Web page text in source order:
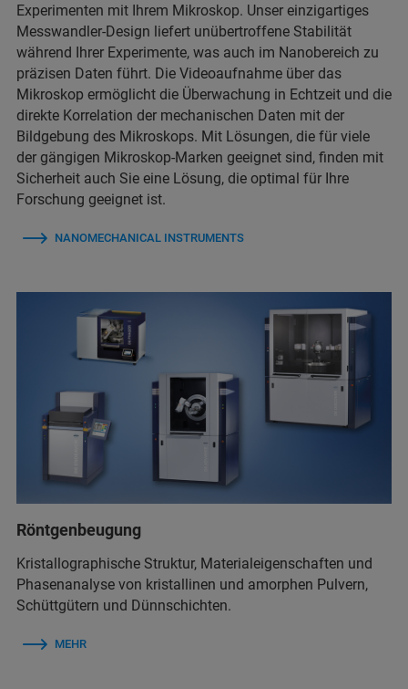
Experimenten mit Ihrem Mikroskop. Unser einzigartiges
Messwandler-Design liefert unübertroffene Stabilität
während Ihrer Experimente, was auch im Nanobereich zu
präzisen Daten führt. Die Videoaufnahme über das
Mikroskop ermöglicht die Überwachung in Echtzeit und die
direkte Korrelation der mechanischen Daten mit der
Bildgebung des Mikroskops. Mit Lösungen, die für viele
der gängigen Mikroskop-Marken geeignet sind, finden mit
Sicherheit auch Sie eine Lösung, die optimal für Ihre
Forschung geeignet ist.
NANOMECHANICAL INSTRUMENTS
Röntgenbeugung
Kristallographische Struktur, Materialeigenschaften und
Phasenanalyse von kristallinen und amorphen Pulvern,
Schüttgütern und Dünnschichten.
MEHR